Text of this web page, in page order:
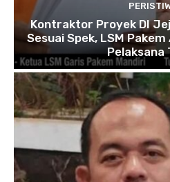
Kontraktor Proyek DI
Sesuai Spek, LSM
Pelaksana